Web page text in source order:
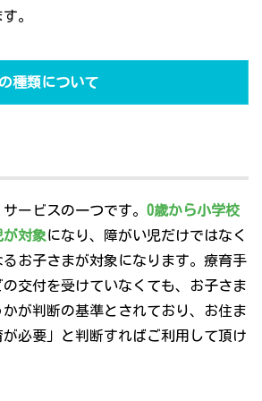
。
種類について
ービスの一つです。 0歳から小学校
が対象になり、障がい児だけではなく
お子さまが対象になります。療育手
交付を受けていなくても、お子さま
が判断の基準とされており、お住ま
必要」と判断すればご利用して頂け